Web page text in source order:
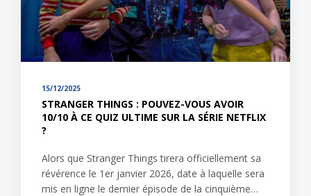
15/12/2025
STRANGER THINGS : POUVEZ-VOUS AVOIR
10/10 À CE QUIZ ULTIME SUR LA SÉRIE NETFLIX
?
Alors que Stranger Things tirera officiellement sa
révérence le 1er janvier 2026, date à laquelle sera
mis en ligne le dernier épisode de la cinquième…